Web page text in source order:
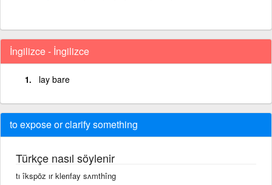
İngilizce - İngilizce
lay bare
to expose or clarify something
Türkçe nasıl söylenir
tı îkspōz ır klerıfay sʌmthîng